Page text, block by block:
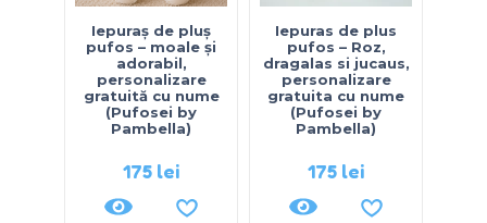
Iepuraș de pluș
pufos – moale și
adorabil,
personalizare
gratuită cu nume
(Pufosei by
Pambella)
175 lei
Iepuras de plus
pufos – Roz,
dragalas si jucaus,
personalizare
gratuita cu nume
(Pufosei by
Pambella)
175 lei